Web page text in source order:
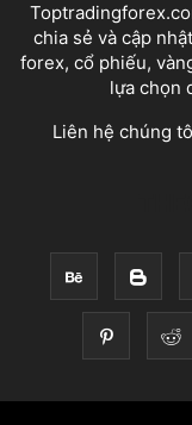
chia sẻ và cập
forex, cổ phiếu,
lựa chọn
Liên hệ chúng